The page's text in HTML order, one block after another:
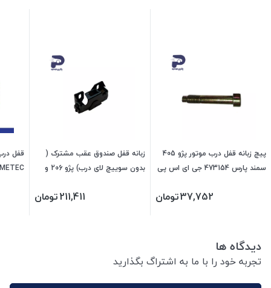
پیچ زبانه قفل درب موتور پژو 405
سمند پارس 473154 جی ای اس پی
37,752تومان
زبانه قفل صندوق عقب مشترک (
بدون سوییچ لای درب) پژو 206 و
211,411تومان
قفل
دیدگاه ها
تجربه خود را با ما به اشتراگ بگذارید